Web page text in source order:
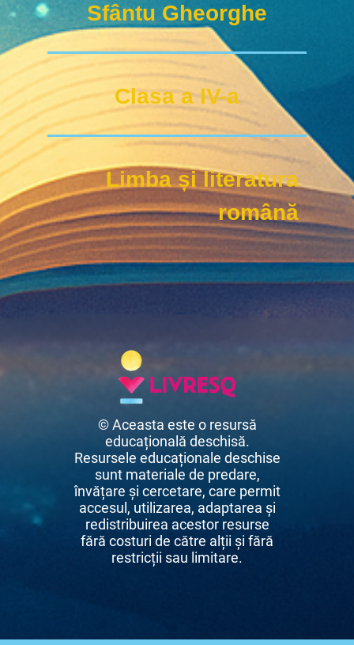
Sfântu Gheorghe
Clasa a IV-a
Limba și literatura
română
© Aceasta este o resursă
educațională deschisă.
Resursele educaționale deschise
sunt materiale de predare,
învățare și cercetare, care permit
accesul, utilizarea, adaptarea și
redistribuirea acestor resurse
fără costuri de către alții și fără
restricții sau limitare.